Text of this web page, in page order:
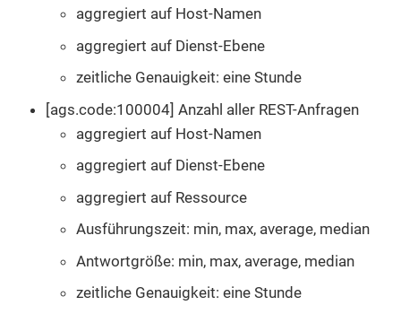
aggregiert auf Host-Namen
aggregiert auf Dienst-Ebene
zeitliche Genauigkeit: eine Stunde
[ags.code:100004] Anzahl aller REST-Anfragen
aggregiert auf Host-Namen
aggregiert auf Dienst-Ebene
aggregiert auf Ressource
Ausführungszeit: min, max, average, median
Antwortgröße: min, max, average, median
zeitliche Genauigkeit: eine Stunde